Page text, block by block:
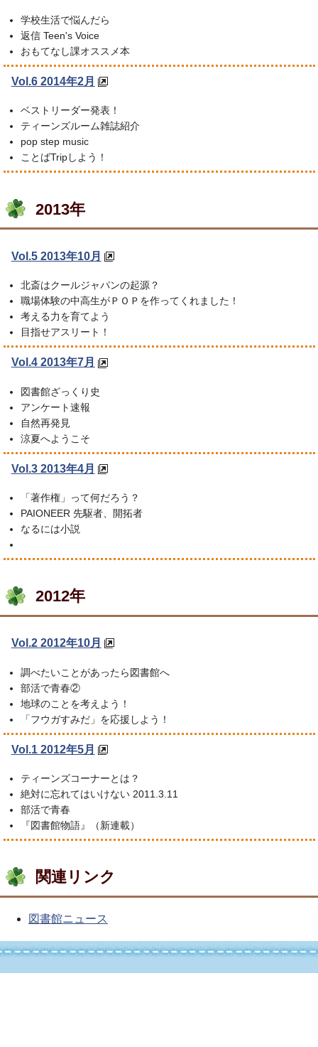
学校生活で悩んだら
返信 Teen's Voice
おもてなし課オススメ本
Vol.6 2014年2月
ベストリーダー発表！
ティーンズルーム雑誌紹介
pop step music
ことばTripしよう！
2013年
Vol.5 2013年10月
北斎はクールジャパンの起源？
職場体験の中高生がＰＯＰを作ってくれました！
考える力を育てよう
目指せアスリート！
Vol.4 2013年7月
図書館ざっくり史
アンケート速報
自然再発見
涼夏へようこそ
Vol.3 2013年4月
「著作権」って何だろう？
PAIONEER 先駆者、開拓者
なるには小説
2012年
Vol.2 2012年10月
調べたいことがあったら図書館へ
部活で青春②
地球のことを考えよう！
「フウガすみだ」を応援しよう！
Vol.1 2012年5月
ティーンズコーナーとは？
絶対に忘れてはいけない 2011.3.11
部活で青春
『図書館物語』（新連載）
関連リンク
図書館ニュース